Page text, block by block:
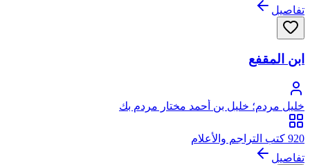
تفاصيل
ابن المقفع
خليل مردم؛ خليل بن أحمد مختار مردم بك
920 كتب التراجم والأعلام
تفاصيل